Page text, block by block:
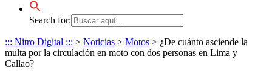
Search for:
::: Nitro Digital ::: > Noticias > Motos > ¿De cuánto asciende la
multa por la circulación en moto con dos personas en Lima y
Callao?